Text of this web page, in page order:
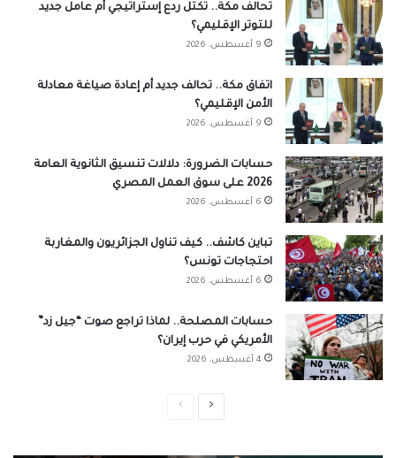
تحالف مكة.. تكتل ردع إستراتيجي أم عامل جديد
للتوتر الإقليمي؟
9 أغسطس، 2026
اتفاق مكة.. تحالف جديد أم إعادة صياغة معادلة
الأمن الإقليمي؟
9 أغسطس، 2026
حسابات الضرورة: دلالات تنسيق الثانوية العامة
2026 على سوق العمل المصري
6 أغسطس، 2026
تباين كاشف.. كيف تناول الجزائريون والمغاربة
احتجاجات تونس؟
6 أغسطس، 2026
حسابات المصلحة.. لماذا تراجع صوت “جيل زد”
الأمريكي في حرب إيران؟
4 أغسطس، 2026
الصفحةالصفحة